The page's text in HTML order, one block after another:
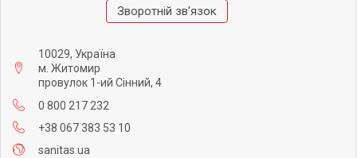
Зворотній зв'язок
10029, Україна
м. Житомир
провулок 1-ий Сінний, 4
0 800 217 232
+38 067 383 53 10
sanitas.ua